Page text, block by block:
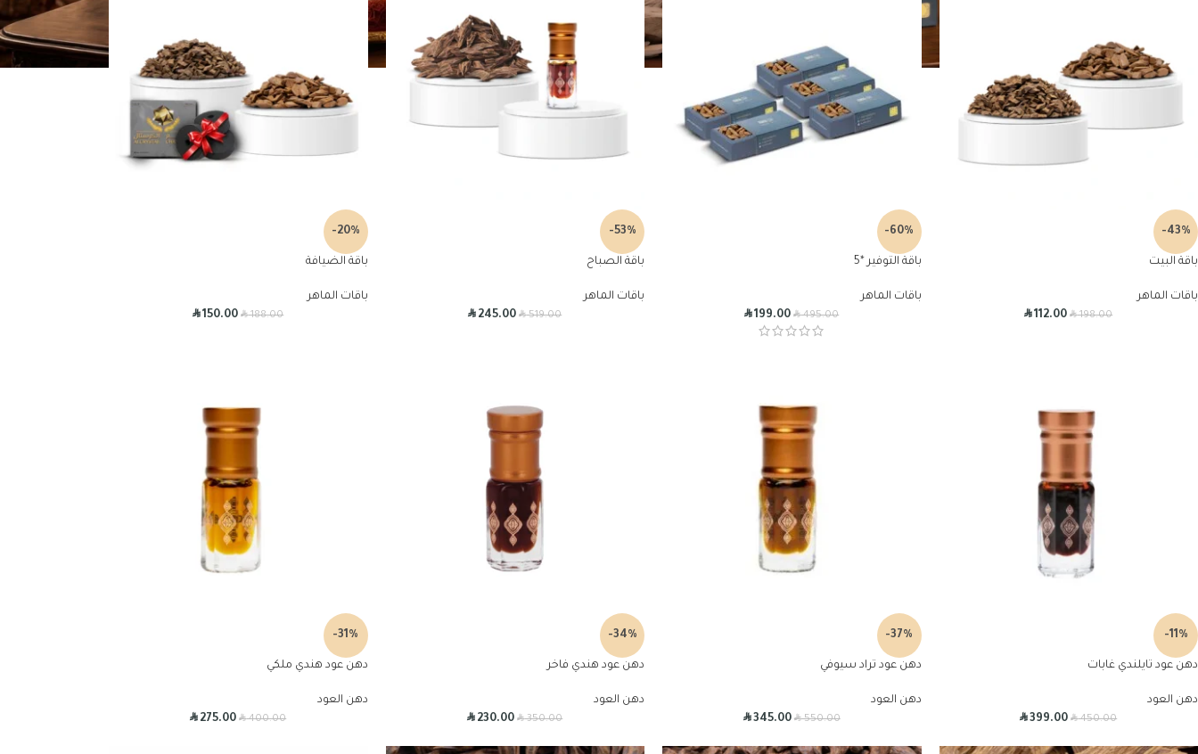
-43%
باقة البيت
باقات الماهر
R198.00
R112.00
-60%
باقة التوفير *5
باقات الماهر
R495.00
R199.00
-53%
باقة الصباح
باقات الماهر
R519.00
R245.00
-20%
باقة الضيافة
باقات الماهر
R188.00
R150.00
-11%
دهن عود تايلندي غابات
دهن العود
R450.00
R399.00
-37%
دهن عود تراد سيوفي
دهن العود
R550.00
R345.00
-34%
دهن عود هندي فاخر
دهن العود
R350.00
R230.00
-31%
دهن عود هندي ملكي
دهن العود
R400.00
R275.00